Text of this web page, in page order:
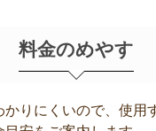
料金のめやす
かりにくいので、使用